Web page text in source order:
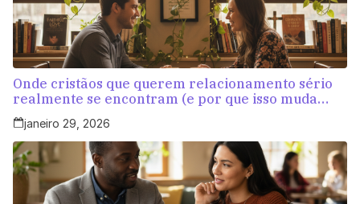
Onde cristãos que querem relacionamento sério
realmente se encontram (e por que isso muda
tudo)
janeiro 29, 2026